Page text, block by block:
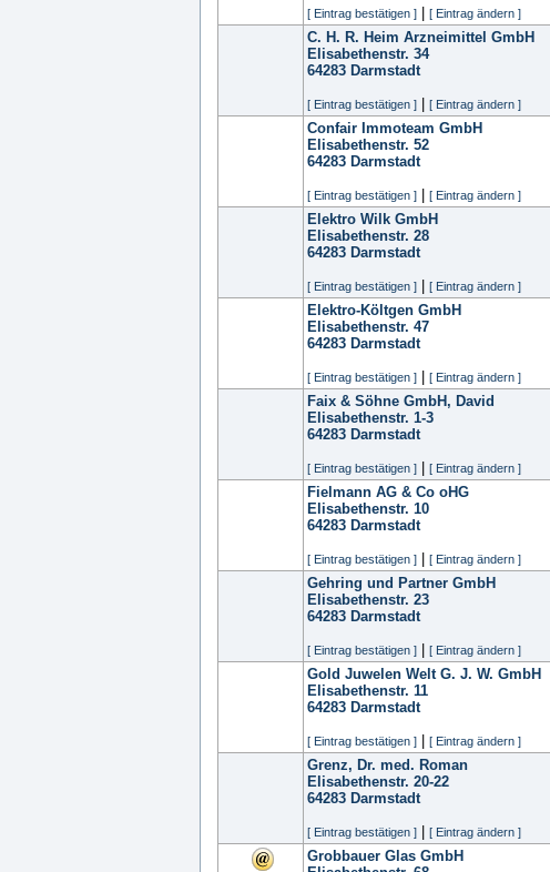
[ Eintrag bestätigen ] [ Eintrag ändern ]
C. H. R. Heim Arzneimittel GmbH
Elisabethenstr. 34
64283 Darmstadt
[ Eintrag bestätigen ] [ Eintrag ändern ]
Confair Immoteam GmbH
Elisabethenstr. 52
64283 Darmstadt
[ Eintrag bestätigen ] [ Eintrag ändern ]
Elektro Wilk GmbH
Elisabethenstr. 28
64283 Darmstadt
[ Eintrag bestätigen ] [ Eintrag ändern ]
Elektro-Költgen GmbH
Elisabethenstr. 47
64283 Darmstadt
[ Eintrag bestätigen ] [ Eintrag ändern ]
Faix & Söhne GmbH, David
Elisabethenstr. 1-3
64283 Darmstadt
[ Eintrag bestätigen ] [ Eintrag ändern ]
Fielmann AG & Co oHG
Elisabethenstr. 10
64283 Darmstadt
[ Eintrag bestätigen ] [ Eintrag ändern ]
Gehring und Partner GmbH
Elisabethenstr. 23
64283 Darmstadt
[ Eintrag bestätigen ] [ Eintrag ändern ]
Gold Juwelen Welt G. J. W. GmbH
Elisabethenstr. 11
64283 Darmstadt
[ Eintrag bestätigen ] [ Eintrag ändern ]
Grenz, Dr. med. Roman
Elisabethenstr. 20-22
64283 Darmstadt
[ Eintrag bestätigen ] [ Eintrag ändern ]
Grobbauer Glas GmbH